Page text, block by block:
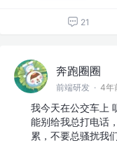
21
奔跑圈圈
前端研发 · 4年
我今天在公交车上
能别给我总打电话
累，不要总骚扰我